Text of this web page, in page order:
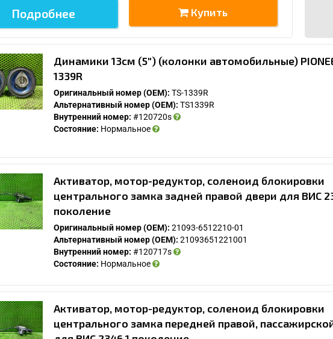
Подробнее Купить
Динамики 13см (5") (колонки автомобильные)
1339R
Оригинальный номер (OEM): TS-1339R
Альтернативный номер (OEM): TS1339R
Внутренний номер: #120720s
Состояние: Нормальное
Активатор, мотор-редуктор, соленоид блокировки
центрального замка задней правой двери для ВИС
поколение
Оригинальный номер (OEM): 21093-6512210-01
Альтернативный номер (OEM): 21093651221001
Внутренний номер: #120717s
Состояние: Нормальное
Активатор, мотор-редуктор, соленоид блокировки
центрального замка передней правой,